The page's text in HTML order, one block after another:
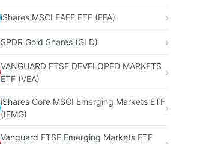
iShares MSCI EAFE ETF (EFA)
SPDR Gold Shares (GLD)
VANGUARD FTSE DEVELOPED MARKETS
ETF (VEA)
iShares Core MSCI Emerging Markets ETF
(IEMG)
Vanguard FTSE Emerging Markets ETF